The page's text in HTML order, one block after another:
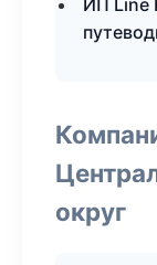
ИП Line
округ